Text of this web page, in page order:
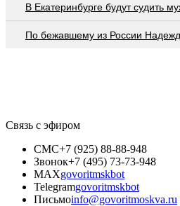
В Екатеринбурге будут судить
По бежавшему из России
Связь с эфиром
СМС+7 (925) 88-88-948
Звонок+7 (495) 73-73-948
MAXgovoritmskbot
Telegramgovoritmskbot
Письмоinfo@govoritmoskva.ru